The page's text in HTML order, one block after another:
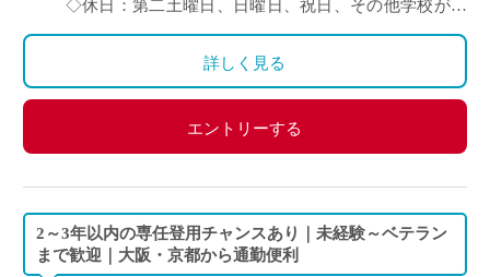
・50歳(教諭・配偶者及び子２人)：約940万円
◇賞与：有(過去実績3.55ヶ月分＋30万円)
◇保険：私学共済、雇用保険、労災保険
◇休日：第二土曜日、日曜日、祝日、その他学校が定
詳しく見る
エントリーする
2～3年以内の専任登用チャンスあり｜未経験～ベテラン
まで歓迎｜大阪・京都から通勤便利